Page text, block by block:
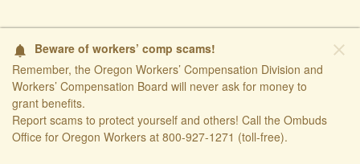
close
notifications Beware of workers’ comp scams!
Remember, the Oregon Workers’ Compensation Division and
Workers’ Compensation Board will never ask for money to
grant benefits.
Report scams to protect yourself and others! Call the Ombuds
Office for Oregon Workers at 800-927-1271 (toll-free).